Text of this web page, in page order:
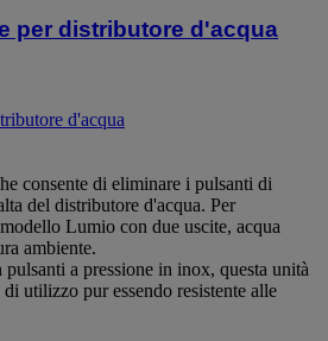
per distributore d'acqua
d'acqua
consente di eliminare i pulsanti di
del distributore d'acqua. Per
Lumio con due uscite, acqua
ambiente.
a pressione in inox, questa unità
utilizzo pur essendo resistente alle